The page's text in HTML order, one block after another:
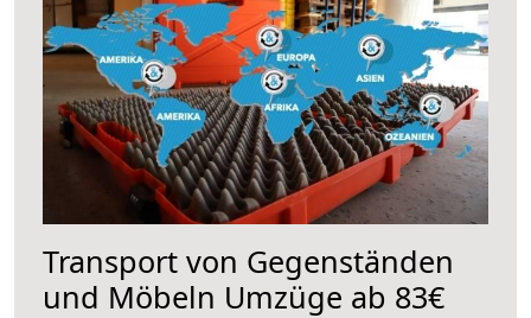
Transport von Gegenständen
und Möbeln Umzüge ab 83€